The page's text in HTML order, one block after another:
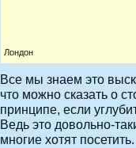
Лондон
Все мы знаем это
что можно сказать о
принципе, если
Ведь это довольно-
многие хотят посетить.